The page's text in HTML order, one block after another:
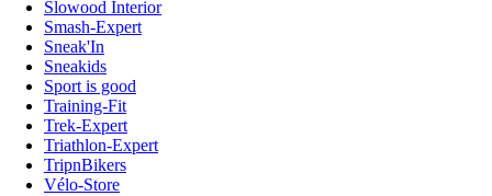
Slowood Interior
Smash-Expert
Sneak'In
Sneakids
Sport is good
Training-Fit
Trek-Expert
Triathlon-Expert
TripnBikers
Vélo-Store